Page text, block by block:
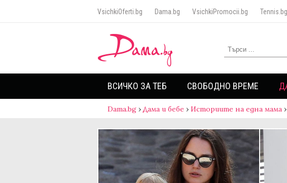
VsichkiOferti.bg Dama.bg VsichkiPromocii.bg Tennis.bg
ВСИЧКО ЗА ТЕБ СВОБОДНО ВРЕМЕ
Dama.bg ›Дама и бебе › Историите на една мама ›